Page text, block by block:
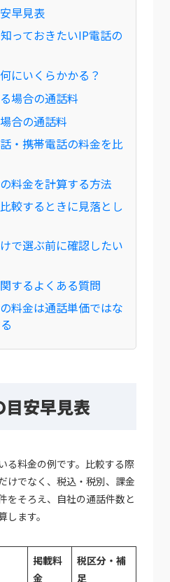
早見表
っておきたいIP電話の
にいくらかかる？
場合の通話料
合の通話料
・携帯電話の料金を比
料金を計算する方法
較するときに見落とし
で選ぶ前に確認したい
するよくある質問
料金は通話単価ではな
目安早見表
る料金の例です。比較する際
けでなく、税込・税別、課金
をそろえ、自社の通話件数と
ます。
掲載料
金
税区分・補
足